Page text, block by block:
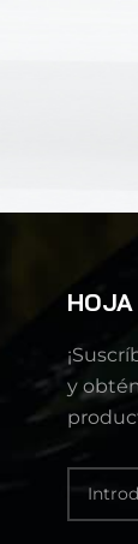
HOJA
y